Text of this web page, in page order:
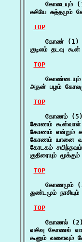
கோடையும்
சுசியே
TOP
    கோண் (1)
குடிலம் தடவு
TOP
கோண்டையும்
அதன் பழம்
TOP
கோணம்
கோணம்
கோணம் என்றும்
கோணம் யானை
கோடகம்
குதிரையும்
TOP
கோணமும்
துண்டமும்
TOP
கோணல்
வசிவு கோணல்
கூனும்